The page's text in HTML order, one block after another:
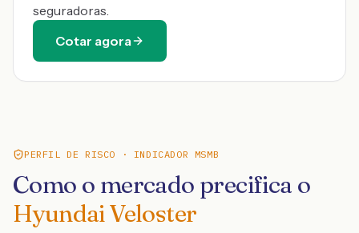
seguradoras.
Cotar agora
PERFIL DE RISCO · INDICADOR MSMB
Como o mercado precifica o
Hyundai Veloster